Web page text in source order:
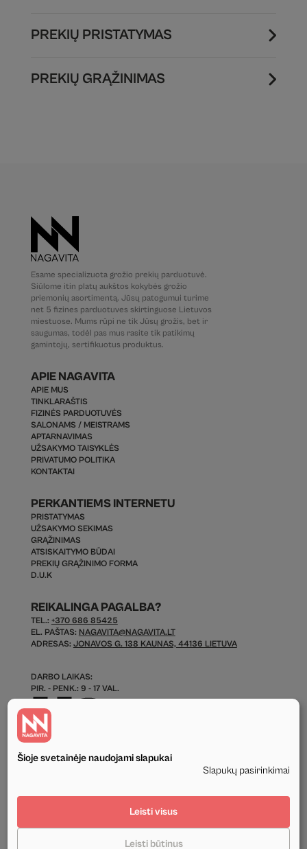
PREKIŲ PRISTATYMAS
PREKIŲ GRĄŽINIMAS
Esame specializuota grožio prekių parduotuvė.
Siūlome itin platų aukštos kokybės grožio
priemonių asortimentą. Jūsų patogumui turime
net 5 fizines parduotuves skirtinguose Lietuvos
miestuose. Mums rūpi ne tik Jūsų grožis, bet ir
saugumas, todėl pas mus rasite tik patikimų
gamintojų, sertifikuotus produktus.
APIE NAGAVITA
APIE MUS
TINKLARAŠTIS
FIZINĖS PARDUOTUVĖS
SALONAMS / MEISTRAMS
APTARNAVIMAS
UŽSAKYMO TAISYKLĖS
PRIVATUMO POLITIKA
KONTAKTAI
PERKANTIEMS INTERNETU
PRISTATYMAS
UŽSAKYMO SEKIMAS
GRĄŽINIMAS
ATSISKAITYMO BŪDAI
PREKIŲ GRĄŽINIMO FORMA
D.U.K
REIKALINGA PAGALBA?
TEL.: +370 686 85425
EL. PAŠTAS: NAGAVITA@NAGAVITA.LT
ADRESAS: JONAVOS G. 138 KAUNAS, 44136 LIETUVA
DARBO LAIKAS:
PIR. - PENK.: 9 - 17 VAL.
© 2026 Visos Teisės Saugomos.
Tekstinis ir grafinis svetainės turinys priklauso UAB Nagavita ir negali būti
Šioje svetainėje naudojami slapukai
Slapukų pasirinkimai
Leisti būtinus
Leisti visus